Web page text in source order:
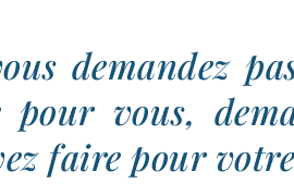
deman­dez
pour vous,
faire pour